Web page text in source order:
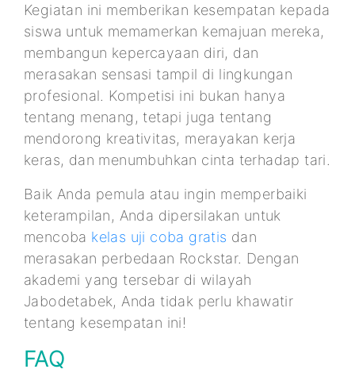
Kegiatan ini memberikan kesempatan kepada
siswa untuk memamerkan kemajuan mereka,
membangun kepercayaan diri, dan
merasakan sensasi tampil di lingkungan
profesional. Kompetisi ini bukan hanya
tentang menang, tetapi juga tentang
mendorong kreativitas, merayakan kerja
keras, dan menumbuhkan cinta terhadap tari.
Baik Anda pemula atau ingin memperbaiki
keterampilan, Anda dipersilakan untuk
mencoba kelas uji coba gratis dan
merasakan perbedaan Rockstar. Dengan
akademi yang tersebar di wilayah
Jabodetabek, Anda tidak perlu khawatir
tentang kesempatan ini!
FAQ